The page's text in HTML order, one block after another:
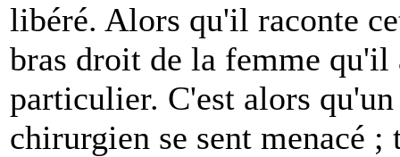
libéré. Alors qu'il raconte
bras droit de la femme qu'il
particulier. C'est alors
chirurgien se sent menacé